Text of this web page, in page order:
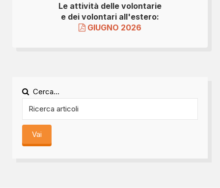
Le attività delle volontarie
e dei volontari all'estero:
GIUGNO 2026
Cerca...
Vai